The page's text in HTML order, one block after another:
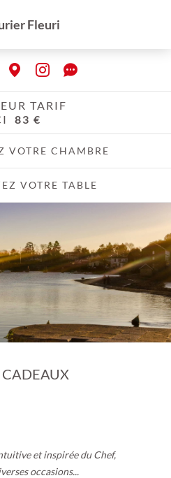
Fleuri
TARIF
83 €
VOTRE CHAMBRE
VOTRE TABLE
et inspirée du Chef,
occasions...